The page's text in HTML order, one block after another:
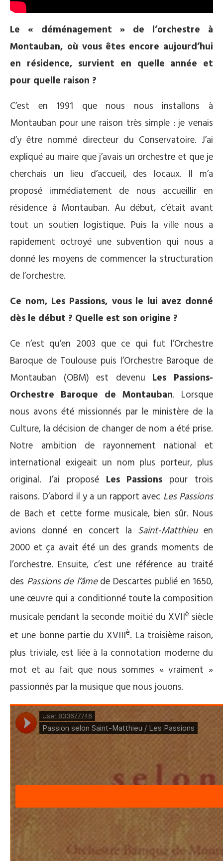
Le « déménagement » de l’orchestre à
Montauban, où vous êtes encore aujourd’hui
en résidence, survient en quelle année et
pour quelle raison ?
C’est en 1991 que nous nous installons à
Montauban pour une raison très simple : je venais
d’y être nommé directeur du Conservatoire. J’ai
expliqué au maire que j’avais un orchestre et que je
cherchais un lieu d’accueil, des locaux. Il m’a
proposé immédiatement de nous accueillir en
résidence à Montauban. Au début, c’était avant
tout un soutien logistique. Puis la ville nous a
rapidement octroyé une subvention qui nous a
donné les moyens de commencer la structuration
de l’orchestre.
Ce nom, Les Passions, vous le lui avez donné
dès le début ? Quelle est son origine ?
Ce n’est qu’en 2003 que ce qui fut l’Orchestre
Baroque de Toulouse puis l’Orchestre Baroque de
Montauban (OBM) est devenu Les Passions-
Orchestre Baroque de Montauban. Lorsque
nous avons été missionnés par le ministère de la
Culture, la décision de changer de nom a été prise.
Notre ambition de rayonnement national et
international exigeait un nom plus porteur, plus
original. J’ai proposé Les Passions pour trois
raisons. D’abord il y a un rapport avec Les Passions
de Bach et cette forme musicale, bien sûr. Nous
avions donné en concert la Saint-Matthieuen
2000 et ça avait été un des grands moments de
l’orchestre. Ensuite, c’est une référence au traité
des Passions de l’âmede Descartes publié en 1650,
une œuvre qui a conditionné toute la composition
musicale pendant la seconde moitié du XVIIè siècle
et une bonne partie du XVIIIè. La troisième raison,
plus triviale, est liée à la connotation moderne du
mot et au fait que nous sommes « vraiment »
passionnés par la musique que nous jouons.